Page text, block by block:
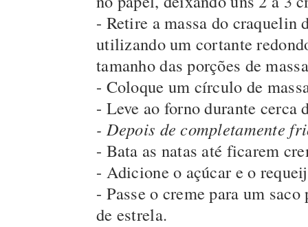
- Retire a massa do
utilizando um cortante
tamanho das porções de
- Coloque um círculo de
- Leve ao forno durante cerca
- Depois de completamente
- Bata as natas até ficarem
- Adicione o açúcar e o
- Passe o creme para um
de estrela.